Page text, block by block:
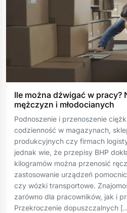
Ile można dźwigać w pracy?
mężczyzn i młodocianych
Podnoszenie i przenoszenie
codzienność w magazynach,
produkcyjnych czy firmach
jednak wie, że przepisy BHP
kilogramów można przenosić
zastosowanie urządzeń
czy wózki transportowe.
zarówno dla pracowników, jak i
Przekroczenie dopuszczalnych